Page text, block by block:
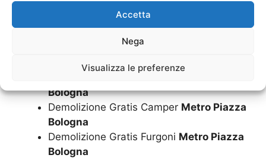
Accetta
Nega
Visualizza le preferenze
Bologna
Demolizione FurgoniMetro Piazza
Demolizione Gratis Auto
Bologna
Bologna
Demolizione Gratis Camper Metro Piazza
Bologna
Demolizione Gratis Furgoni Metro Piazza
Bologna